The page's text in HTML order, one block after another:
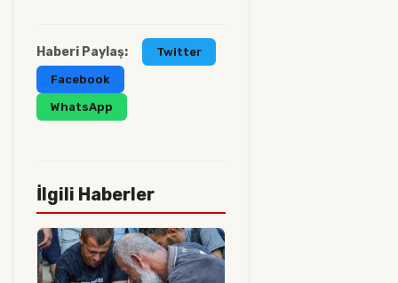
Haberi Paylaş: Twitter
Facebook
WhatsApp
İlgili Haberler